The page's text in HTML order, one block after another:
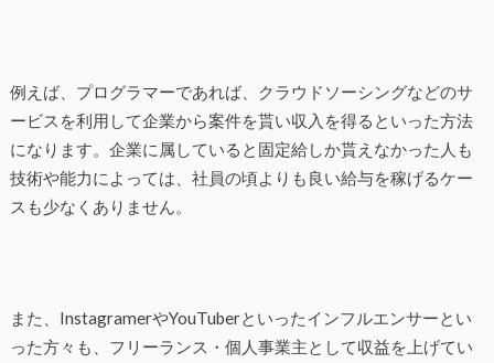
例えば、プログラマーであれば、クラウドソーシングなどのサ
ービスを利用して企業から案件を貰い収入を得るといった方法
になります。企業に属していると固定給しか貰えなかった人も
技術や能力によっては、社員の頃よりも良い給与を稼げるケー
スも少なくありません。
また、InstagramerやYouTuberといったインフルエンサーとい
った方々も、フリーランス・個人事業主として収益を上げてい